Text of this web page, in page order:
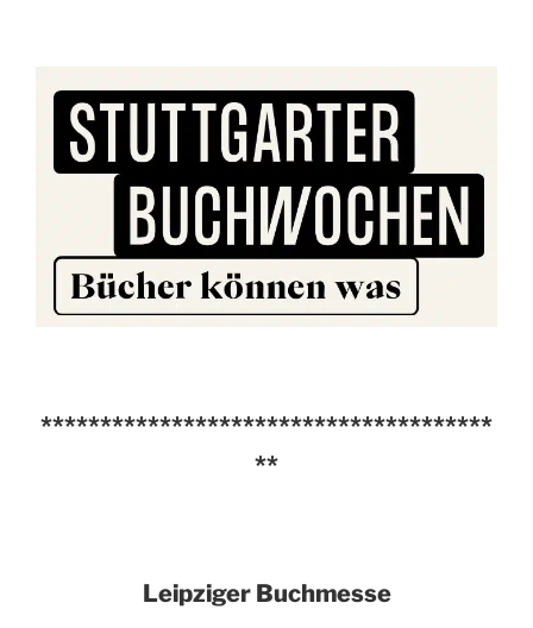
**************************************
**
Leipziger Buchmesse